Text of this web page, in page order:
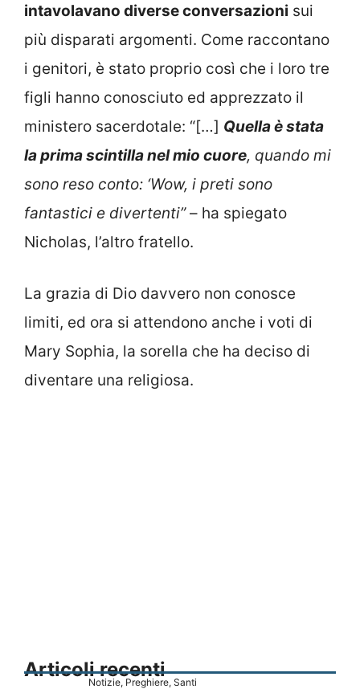
intavolavano diverse conversazioni sui
più disparati argomenti. Come raccontano
i genitori, è stato proprio così che i loro tre
figli hanno conosciuto ed apprezzato il
ministero sacerdotale: “[…] Quella è stata
la prima scintilla nel mio cuore, quando mi
sono reso conto: ‘Wow, i preti sono
fantastici e divertenti”– ha spiegato
Nicholas, l’altro fratello.
La grazia di Dio davvero non conosce
limiti, ed ora si attendono anche i voti di
Mary Sophia, la sorella che ha deciso di
diventare una religiosa.
Articoli recenti
Notizie, Preghiere, Santi